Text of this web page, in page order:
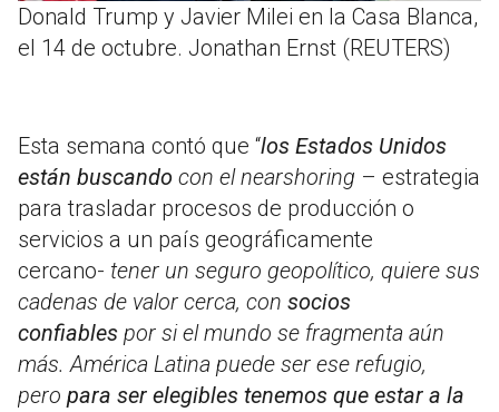
Donald Trump y Javier Milei en la Casa Blanca,
el 14 de octubre. Jonathan Ernst (REUTERS)
Esta semana contó que “los Estados Unidos
están buscando con el nearshoring – estrategia
para trasladar procesos de producción o
servicios a un país geográficamente
cercano- tener un seguro geopolítico, quiere sus
cadenas de valor cerca, con socios
confiables por si el mundo se fragmenta aún
más. América Latina puede ser ese refugio,
pero para ser elegibles tenemos que estar a la